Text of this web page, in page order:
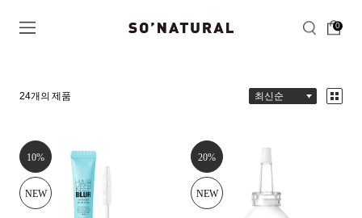
0
24개의 제품
10%
NEW
20%
NEW